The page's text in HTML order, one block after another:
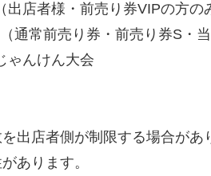
出店者様・前売り券VIPの方の
売り券・前売り券S・当日
ゃんけん大会
出店者側が制限する場合があ
あります。